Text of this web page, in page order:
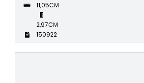
11,05CM
2,97CM
150922